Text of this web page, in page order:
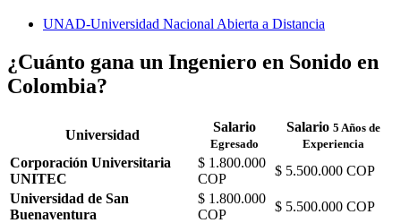
UNAD-Universidad Nacional Abierta a Distancia
¿Cuánto gana un Ingeniero en Sonido en
Colombia?
Universidad
Salario
Egresado
Salario 5 Años de
Experiencia
Corporación Universitaria
UNITEC
$ 1.800.000
COP
$ 5.500.000 COP
Universidad de San
Buenaventura
$ 1.800.000
COP
$ 5.500.000 COP